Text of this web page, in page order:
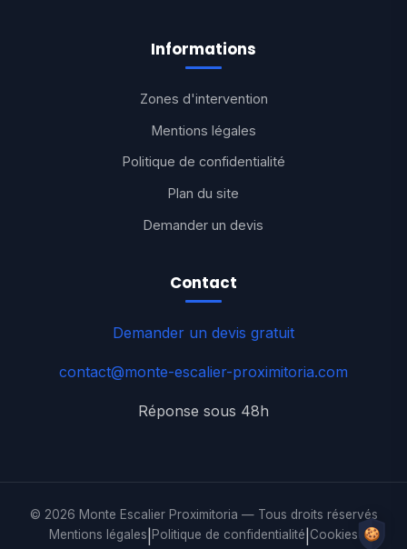
Informations
Zones d'intervention
Mentions légales
Politique de confidentialité
Plan du site
Demander un devis
Contact
Demander un devis gratuit
contact@monte-escalier-proximitoria.com
Réponse sous 48h
© 2026 Monte Escalier Proximitoria — Tous droits réservés
Mentions légales Politique de confidentialité Cookies